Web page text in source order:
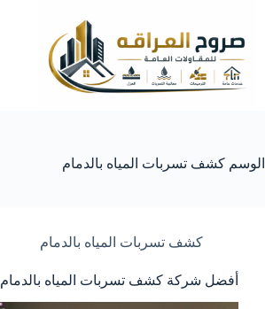
المحتوى
الوسم كشف تسربات المياه بالدمام
كشف تسربات المياه بالدمام
أفضل شركة كشف تسربات المياه بالدمام